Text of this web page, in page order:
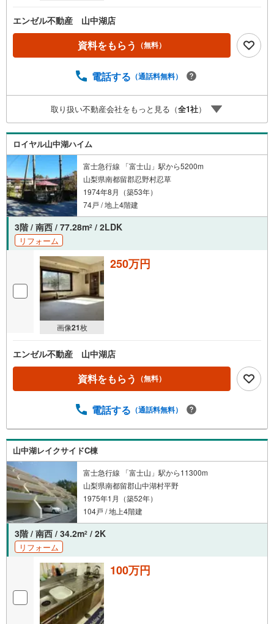
エンゼル不動産 山中湖店
資料をもらう （無料）
電話する （通話料無料）
取り扱い不動産会社をもっと見る（全1社）
ロイヤル山中湖ハイム
富士急行線 「富士山」駅から5200m
山梨県南都留郡忍野村忍草
1974年8月（築53年）
74戸 / 地上4階建
3階 / 南西 / 77.28m2 / 2LDK
リフォーム
画像21枚
250万円
エンゼル不動産 山中湖店
資料をもらう （無料）
電話する （通話料無料）
山中湖レイクサイドC棟
富士急行線 「富士山」駅から11300m
山梨県南都留郡山中湖村平野
1975年1月（築52年）
104戸 / 地上4階建
3階 / 南西 / 34.2m2 / 2K
リフォーム
100万円